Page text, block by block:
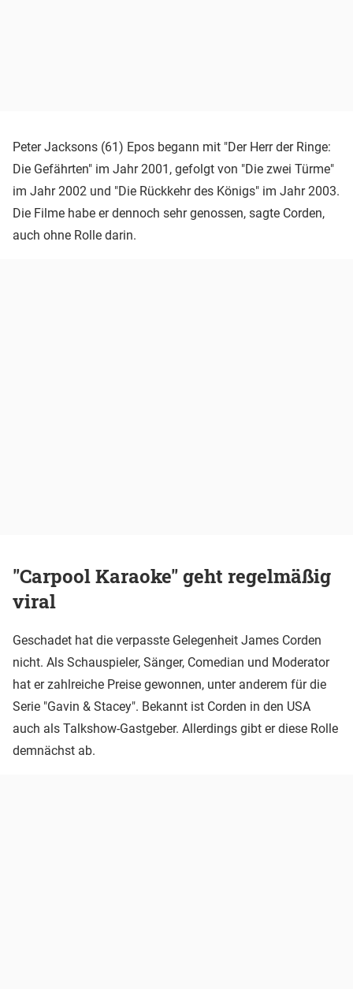
Peter Jacksons (61) Epos begann mit "Der Herr der Ringe:
Die Gefährten" im Jahr 2001, gefolgt von "Die zwei Türme"
im Jahr 2002 und "Die Rückkehr des Königs" im Jahr 2003.
Die Filme habe er dennoch sehr genossen, sagte Corden,
auch ohne Rolle darin.
"Carpool Karaoke" geht regelmäßig
viral
Geschadet hat die verpasste Gelegenheit James Corden
nicht. Als Schauspieler, Sänger, Comedian und Moderator
hat er zahlreiche Preise gewonnen, unter anderem für die
Serie "Gavin & Stacey". Bekannt ist Corden in den USA
auch als Talkshow-Gastgeber. Allerdings gibt er diese Rolle
demnächst ab.